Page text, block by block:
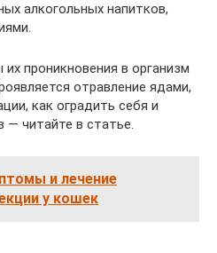
алкогольных напитков,
проникновения в организм
отравление ядами,
как оградить себя и
— читайте в статье.
и лечение
у кошек